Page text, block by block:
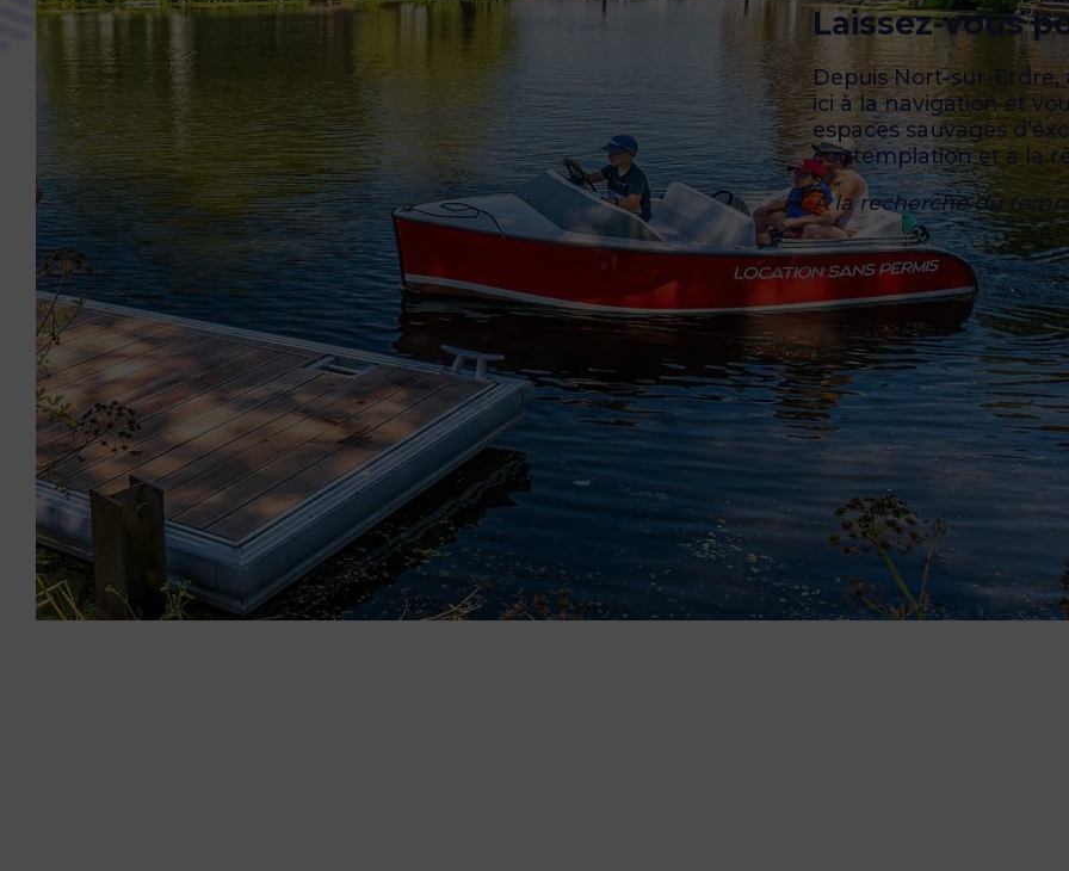
Laissez-vous
Depuis Nort-sur-Erdre,
ici à la navigation et
espaces sauvages
contemplation et à la
À la recherche du